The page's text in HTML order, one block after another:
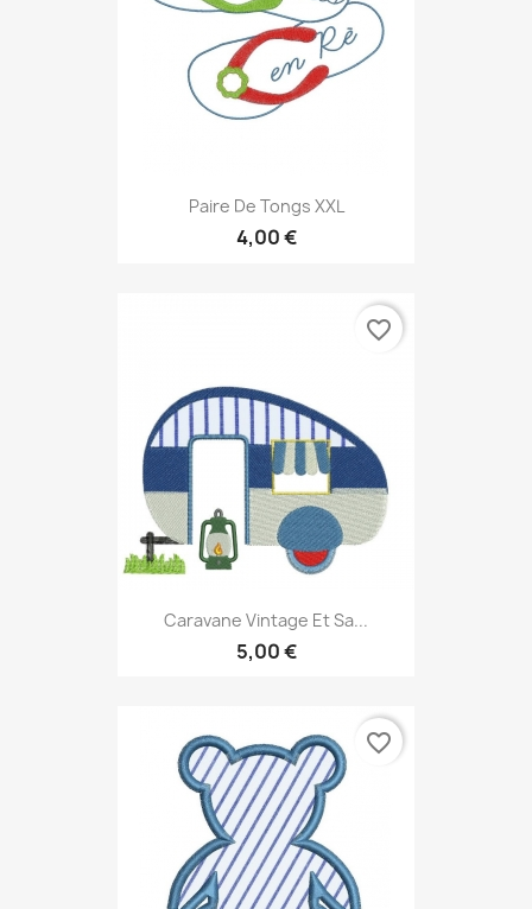
Paire De Tongs XXL
4,00 €
Caravane Vintage Et Sa...
5,00 €
favorite_border
favorite_border